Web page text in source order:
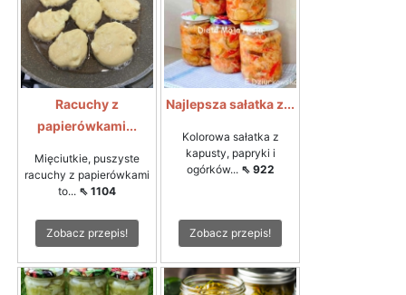
Racuchy z
papierówkami...
Mięciutkie, puszyste
racuchy z papierówkami
to... ⇖ 1104
Zobacz przepis!
Najlepsza sałatka z...
Kolorowa sałatka z
kapusty, papryki i
ogórków... ⇖ 922
Zobacz przepis!